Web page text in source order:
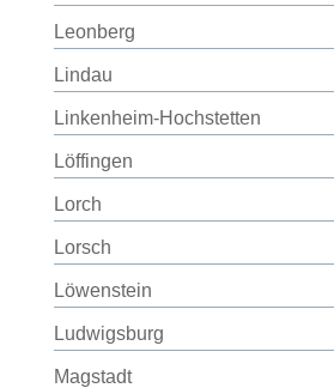
Leonberg
Lindau
Linkenheim-Hochstetten
Löffingen
Lorch
Lorsch
Löwenstein
Ludwigsburg
Magstadt